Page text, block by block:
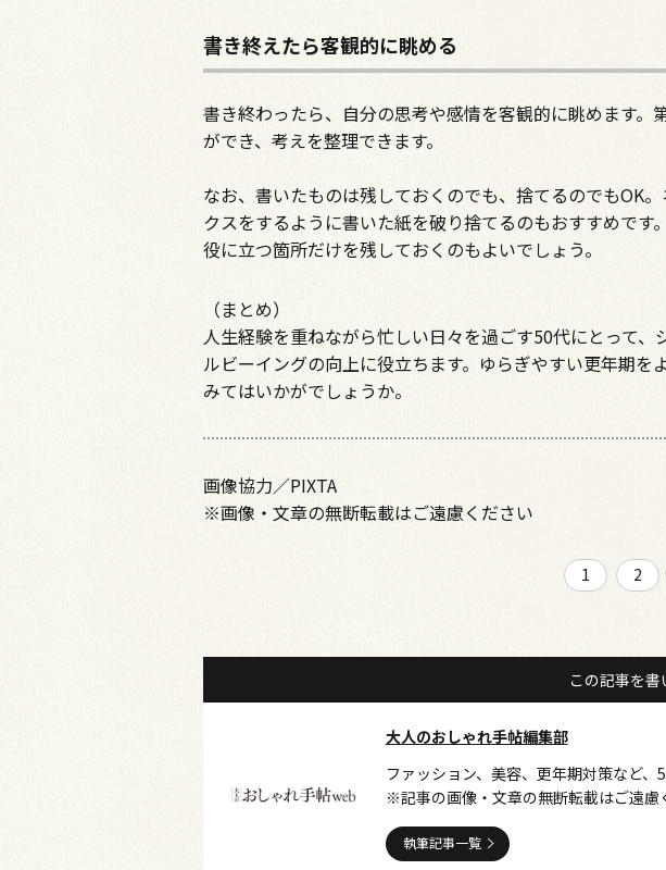
書き終えたら客観的に眺める
書き終わったら、自分の思考や感情を客観的に眺めます
ができ、考えを整理できます。
なお、書いたものは残しておくのでも、捨てるのでもOK
クスをするように書いた紙を破り捨てるのもおすすめで
役に立つ箇所だけを残しておくのもよいでしょう。
（まとめ）
人生経験を重ねながら忙しい日々を過ごす50代にとって
ルビーイングの向上に役立ちます。ゆらぎやすい更年期
みてはいかがでしょうか。
画像協力／PIXTA
※画像・文章の無断転載はご遠慮ください
1 2
この記事を書
大人のおしゃれ手帖編集部
ファッション、美容、更年期対策など
※記事の画像・文章の無断転載はご遠慮
執筆記事一覧